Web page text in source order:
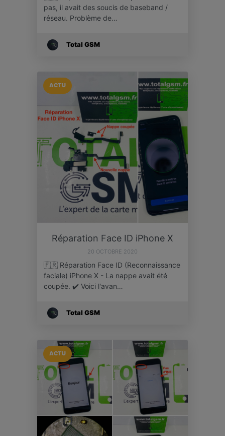
pas, il avait des soucis de baseband /
réseau. Problème de…
Total GSM
ACTU
Réparation Face ID iPhone X
20 OCTOBRE 2020
🇫🇷 Réparation Face ID (Reconnaissance
faciale) iPhone X - La nappe avait été
coupée. ✔️ Voici l'avan…
Total GSM
ACTU